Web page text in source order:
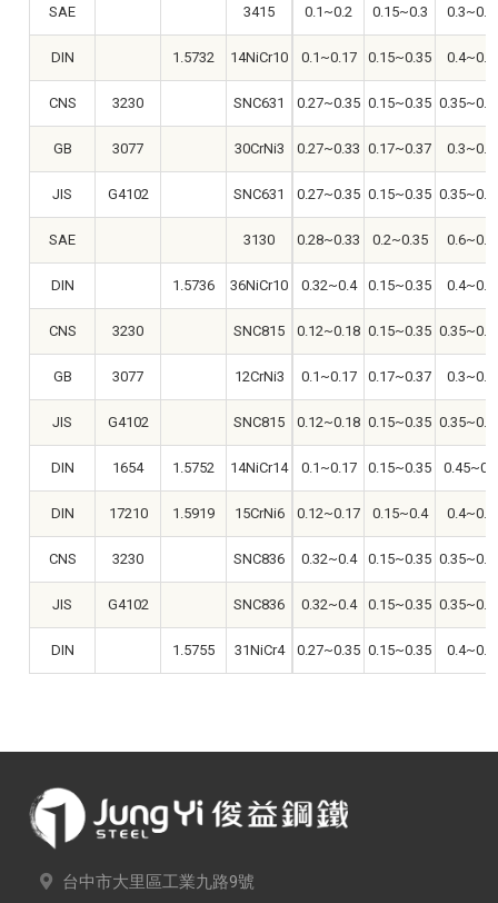
SAE 3415
DIN 1.5732 14NiCr10
CNS 3230 SNC631
GB 3077 30CrNi3
JIS G4102 SNC631
SAE 3130
DIN 1.5736 36NiCr10
CNS 3230 SNC815
GB 3077 12CrNi3
JIS G4102 SNC815
DIN 1654 1.5752 14NiCr14
DIN 17210 1.5919 15CrNi6
CNS 3230 SNC836
JIS G4102 SNC836
DIN 1.5755 31NiCr4
0.1~0.2 0.15~0.3 0.3~0.6
0.1~0.17 0.15~0.35 0.4~0.7
0.27~0.35 0.15~0.35
0.27~0.33 0.17~0.37 0.3~0.6
0.27~0.35 0.15~0.35
0.28~0.33 0.2~0.35 0.6~0.8
0.32~0.4 0.15~0.35 0.4~0.8
0.12~0.18 0.15~0.35
0.1~0.17 0.17~0.37 0.3~0.6
0.12~0.18 0.15~0.35
0.1~0.17 0.15~0.35 0.45~0.7
0.12~0.17 0.15~0.4 0.4~0.6
0.32~0.4 0.15~0.35
0.32~0.4 0.15~0.35
0.27~0.35 0.15~0.35 0.4~0.8
台中市大里區工業九路9號